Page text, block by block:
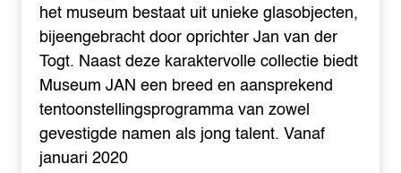
het museum bestaat uit unieke glasobjecten,
bijeengebracht door oprichter Jan van der
Togt. Naast deze karaktervolle collectie biedt
Museum JAN een breed en aansprekend
tentoonstellingsprogramma van zowel
gevestigde namen als jong talent. Vanaf
januari 2020